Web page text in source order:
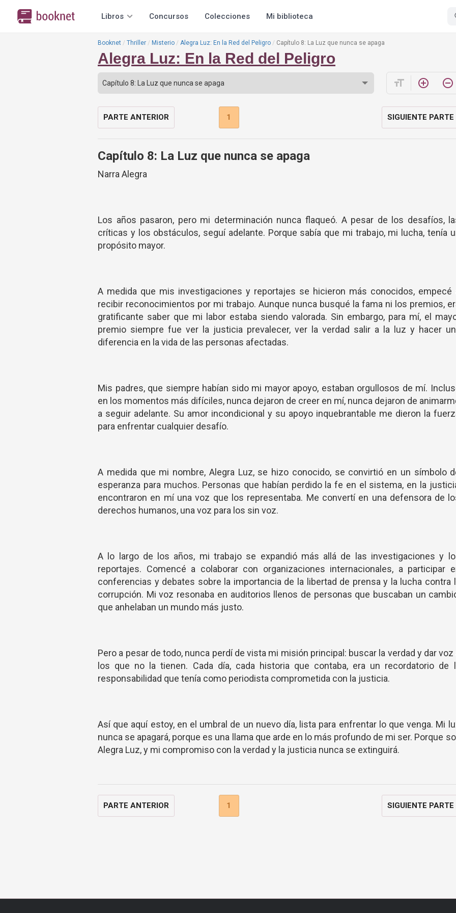
Libros Concursos Colecciones Mi biblioteca
Booknet Thriller Misterio Alegra Luz: En la Red del Peligro Capítulo 8: La Luz que nunca se apaga
Alegra Luz: En la Red del Peligro
format_size add_circle_outline remove_circle_outline
PARTE ANTERIOR 1 SIGUIENTE PARTE
Capítulo 8: La Luz que nunca se apaga
Narra Alegra
Los años pasaron, pero mi determinación nunca flaqueó. A pesar de los desafíos,
críticas y los obstáculos, seguí adelante. Porque sabía que mi trabajo, mi lucha, tenía
propósito mayor.
A medida que mis investigaciones y reportajes se hicieron más conocidos, empecé
recibir reconocimientos por mi trabajo. Aunque nunca busqué la fama ni los premios,
gratificante saber que mi labor estaba siendo valorada. Sin embargo, para mí, el
premio siempre fue ver la justicia prevalecer, ver la verdad salir a la luz y hacer
diferencia en la vida de las personas afectadas.
Mis padres, que siempre habían sido mi mayor apoyo, estaban orgullosos de mí.
en los momentos más difíciles, nunca dejaron de creer en mí, nunca dejaron de
a seguir adelante. Su amor incondicional y su apoyo inquebrantable me dieron la
para enfrentar cualquier desafío.
A medida que mi nombre, Alegra Luz, se hizo conocido, se convirtió en un símbolo
esperanza para muchos. Personas que habían perdido la fe en el sistema, en la
encontraron en mí una voz que los representaba. Me convertí en una defensora de
derechos humanos, una voz para los sin voz.
A lo largo de los años, mi trabajo se expandió más allá de las investigaciones y
reportajes. Comencé a colaborar con organizaciones internacionales, a participar
conferencias y debates sobre la importancia de la libertad de prensa y la lucha contra
corrupción. Mi voz resonaba en auditorios llenos de personas que buscaban un
que anhelaban un mundo más justo.
Pero a pesar de todo, nunca perdí de vista mi misión principal: buscar la verdad y dar voz
los que no la tienen. Cada día, cada historia que contaba, era un recordatorio de
responsabilidad que tenía como periodista comprometida con la justicia.
Así que aquí estoy, en el umbral de un nuevo día, lista para enfrentar lo que venga. Mi
nunca se apagará, porque es una llama que arde en lo más profundo de mi ser. Porque
Alegra Luz, y mi compromiso con la verdad y la justicia nunca se extinguirá.
PARTE ANTERIOR 1 SIGUIENTE PARTE